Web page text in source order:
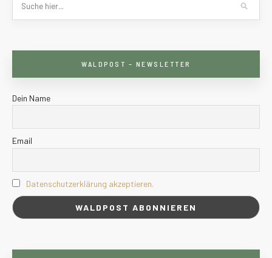
WALDPOST – NEWSLETTER
Dein Name
Email
Datenschutzerklärung akzeptieren.